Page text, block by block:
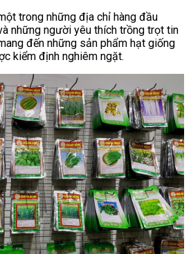
trong những địa chỉ hàng đầu
những người yêu thích trồng trọt tin
đến những sản phẩm hạt giống
kiểm định nghiêm ngặt.